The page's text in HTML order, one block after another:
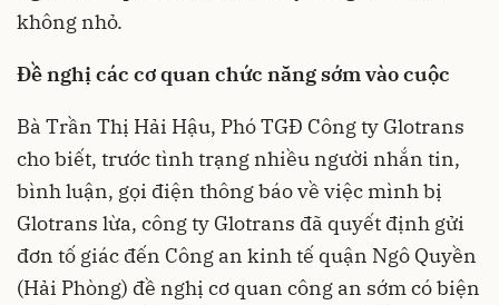
không nhỏ.
Đề nghị các cơ quan chức năng sớm vào cuộc
Bà Trần Thị Hải Hậu, Phó TGĐ Công ty Glotrans
cho biết, trước tình trạng nhiều người nhắn tin,
bình luận, gọi điện thông báo về việc mình bị
Glotrans lừa, công ty Glotrans đã quyết định gửi
đơn tố giác đến Công an kinh tế quận Ngô Quyền
(Hải Phòng) đề nghị cơ quan công an sớm có biện